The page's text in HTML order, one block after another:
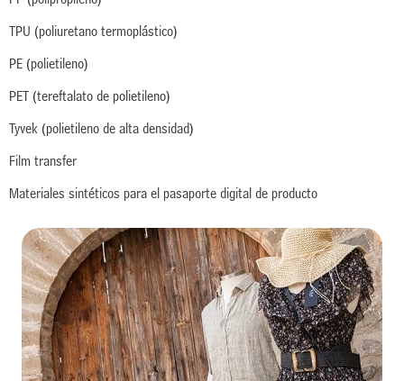
TPU (poliuretano termoplástico)
PE (polietileno)
PET (tereftalato de polietileno)
Tyvek (polietileno de alta densidad)
Film transfer
Materiales sintéticos para el pasaporte digital de producto